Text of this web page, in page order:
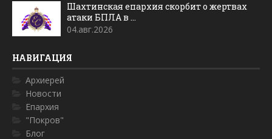
Шахтинская епархия скорбит о жертвах
атаки БПЛА в ...
04.авг.2026
НАВИГАЦИЯ
Архиерей
Новости
Епархия
"Покров"
Блог